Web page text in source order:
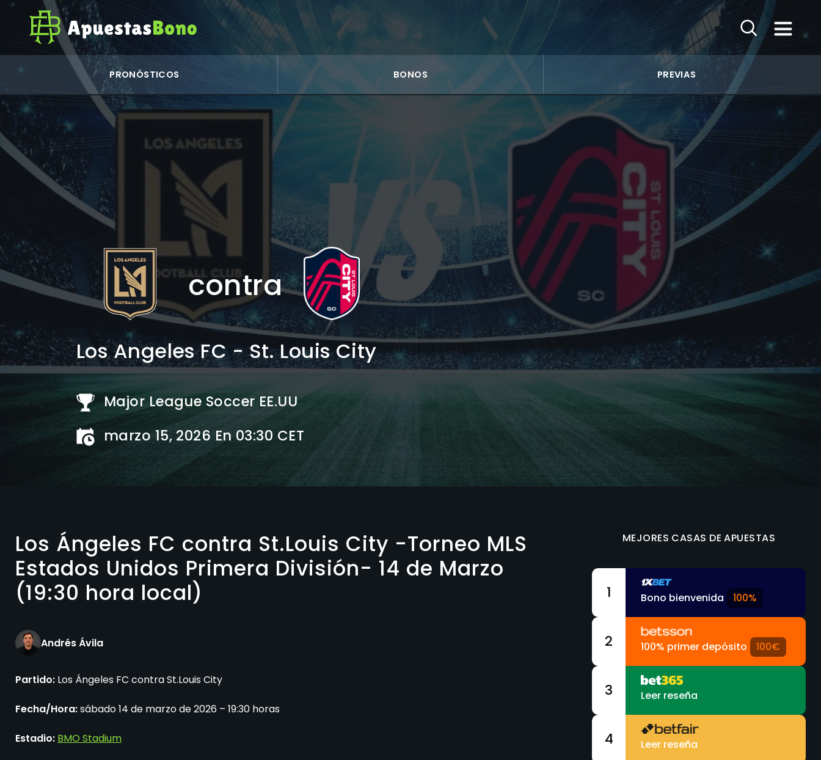
PRONÓSTICOS BONOS PREVIAS
contra
Los Angeles FC - St. Louis City
Major League Soccer EE.UU
marzo 15, 2026 En 03:30 CET
Los Ángeles FC contra St.Louis City -Torneo MLS
Estados Unidos Primera División- 14 de Marzo
(19:30 hora local)
Andrés Ávila
Partido: Los Ángeles FC contra St.Louis City
Fecha/Hora:sábado 14 de marzo de 2026 – 19:30 horas
Estadio: BMO Stadium
MEJORES CASAS DE APUESTAS
1 Bono bienvenida 100%
2 100% primer depósito 100€
3 Leer reseña
4 Leer reseña